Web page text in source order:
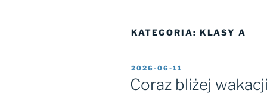
KATEGORIA: KLASY A
OPUBLIKOWANE
W
2026-06-11
Coraz bliżej